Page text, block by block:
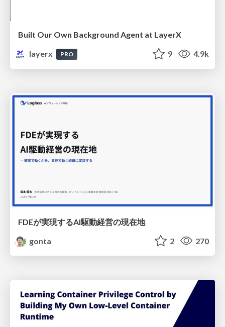
Built Our Own Background Agent at LayerX
layerx
PRO 9 4.9k
FDEが実現するAI駆動経営の現在地
gonta
2 270